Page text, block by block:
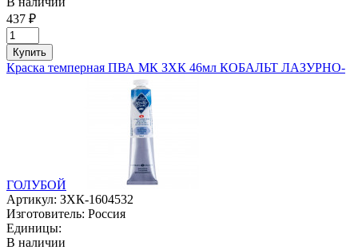
437 ₽
Купить
Краска темперная ПВА МК ЗХК 46мл КОБАЛЬТ ЛАЗУРНО-
ГОЛУБОЙ
Артикул: ЗХК-1604532
Изготовитель: Россия
Единицы:
В наличии